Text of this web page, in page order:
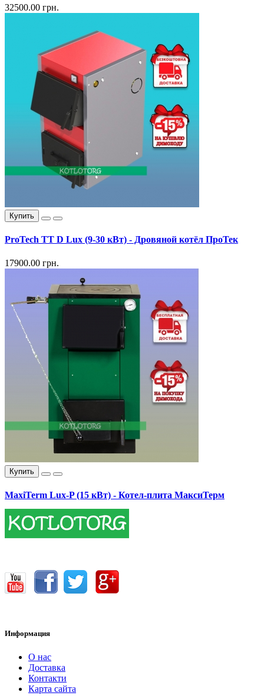
32500.00 грн.
Купить
ProTech TT D Lux (9-30 кВт) - Дровяной котёл ПроТек
17900.00 грн.
Купить
MaxiTerm Lux-P (15 кВт) - Котел-плита МаксиТерм
17400.00 грн.
Информация
О нас
Доставка
Контакти
Карта сайта